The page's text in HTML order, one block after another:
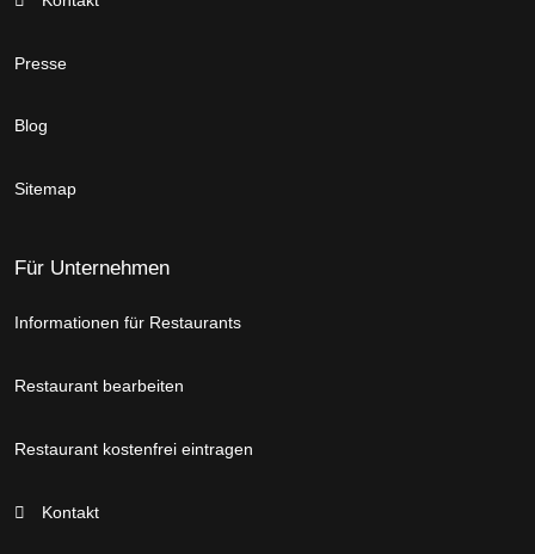
Presse
Blog
Sitemap
Für Unternehmen
Informationen für Restaurants
Restaurant bearbeiten
Restaurant kostenfrei eintragen
Kontakt